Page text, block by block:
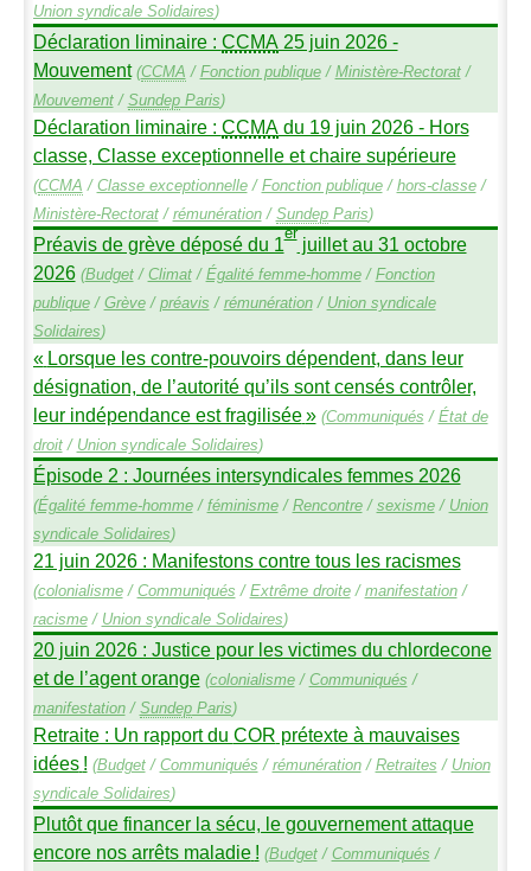
Union syndicale Solidaires)
Déclaration liminaire : CCMA 25 juin 2026 -
Mouvement (CCMA / Fonction publique/ Ministère-Rectorat/
Mouvement/ SundepParis)
Déclaration liminaire : CCMAdu 19 juin 2026 - Hors
classe, Classe exceptionnelle et chaire supérieure
(CCMA / Classe exceptionnelle/ Fonction publique/ hors-classe/
Ministère-Rectorat/ rémunération/ SundepParis)
Préavis de grève déposé du 1erjuillet au 31 octobre
2026 (Budget/ Climat/ Égalité femme-homme/ Fonction
publique/ Grève/ préavis / rémunération/ Union syndicale
Solidaires)
« Lorsque les contre-pouvoirs dépendent, dans leur
désignation, de l’autorité qu’ils sont censés contrôler,
leur indépendance est fragilisée» (Communiqués / État de
droit/ Union syndicale Solidaires)
Épisode 2 : Journées intersyndicales femmes 2026
(Égalité femme-homme/ féminisme/ Rencontre/ sexisme/ Union
syndicale Solidaires)
21 juin 2026 : Manifestons contre tous les racismes
(colonialisme/ Communiqués / Extrême droite/ manifestation/
racisme/ Union syndicale Solidaires)
20 juin 2026 : Justice pour les victimes du chlordecone
et de l’agent orange (colonialisme/ Communiqués /
manifestation/ SundepParis)
Retraite : Un rapport du COR prétexte à mauvaises
idées ! (Budget/ Communiqués / rémunération/ Retraites / Union
syndicale Solidaires)
Plutôt que financer la sécu, le gouvernement attaque
encore nos arrêts maladie ! (Budget/ Communiqués /